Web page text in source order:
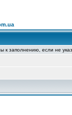
к заполнению, если не